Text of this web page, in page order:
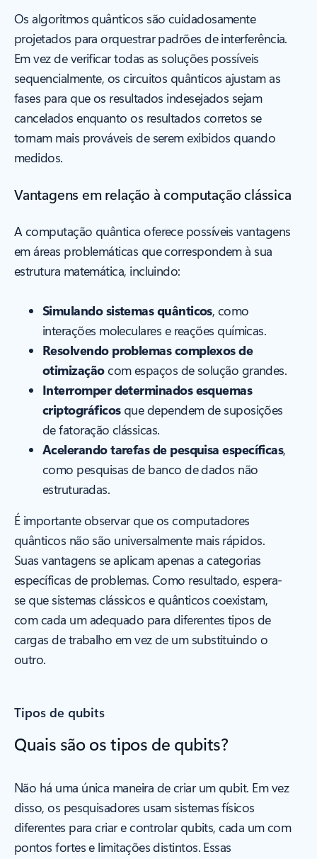
Os algoritmos quânticos são cuidadosamente
projetados para orquestrar padrões de interferência.
Em vez de verificar todas as soluções possíveis
sequencialmente, os circuitos quânticos ajustam as
fases para que os resultados indesejados sejam
cancelados enquanto os resultados corretos se
tornam mais prováveis de serem exibidos quando
medidos.
Vantagens em relação à computação clássica
A computação quântica oferece possíveis vantagens
em áreas problemáticas que correspondem à sua
estrutura matemática, incluindo:
Simulando sistemas quânticos, como
interações moleculares e reações químicas.
Resolvendo problemas complexos de
otimizaçãocom espaços de solução grandes.
Interromper determinados esquemas
criptográficosque dependem de suposições
de fatoração clássicas.
Acelerando tarefas de pesquisa específicas,
como pesquisas de banco de dados não
estruturadas.
É importante observar que os computadores
quânticos não são universalmente mais rápidos.
Suas vantagens se aplicam apenas a categorias
específicas de problemas. Como resultado, espera-
se que sistemas clássicos e quânticos coexistam,
com cada um adequado para diferentes tipos de
cargas de trabalho em vez de um substituindo o
outro.
Tipos de qubits
Quais são os tipos de qubits?
Não há uma única maneira de criar um qubit. Em vez
disso, os pesquisadores usam sistemas físicos
diferentes para criar e controlar qubits, cada um com
pontos fortes e limitações distintos. Essas